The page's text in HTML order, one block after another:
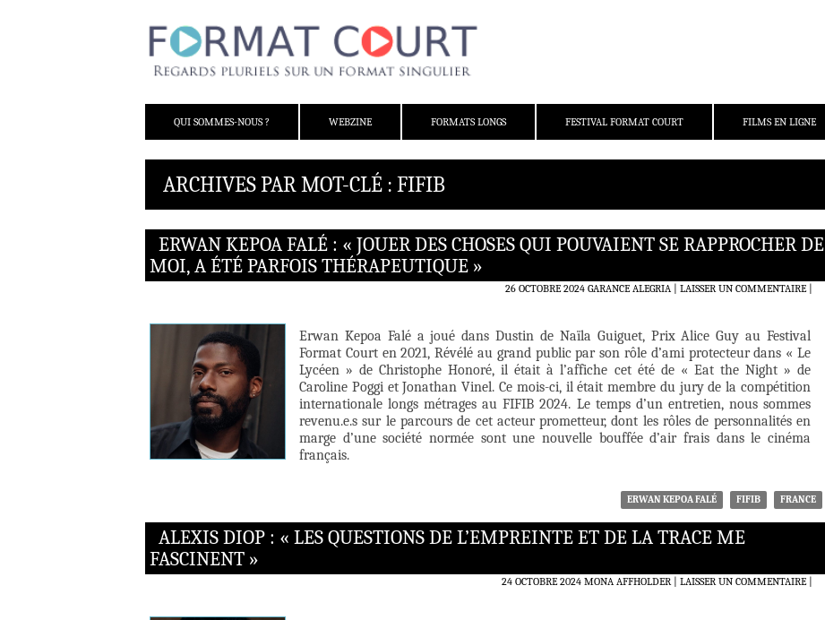
QUI SOMMES-NOUS ?
WEBZINE FORMATS LONGS FESTIVAL FORMAT COURT FILMS EN LIGNE
ARCHIVES PAR MOT-CLÉ : FIFIB
ERWAN KEPOA FALÉ : « JOUER DES CHOSES QUI POUVAIENT SE RAPPROCHER DE
MOI, A ÉTÉ PARFOIS THÉRAPEUTIQUE »
26 OCTOBRE 2024 GARANCE ALEGRIA LAISSER UN COMMENTAIRE|
Erwan Kepoa Falé a joué dans Dustin de Naïla Guiguet, Prix Alice Guy au Festival
Format Court en 2021, Révélé au grand public par son rôle d’ami protecteur dans « Le
Lycéen » de Christophe Honoré, il était à l’affiche cet été de « Eat the Night » de
Caroline Poggi et Jonathan Vinel. Ce mois-ci, il était membre du jury de la compétition
internationale longs métrages au FIFIB 2024. Le temps d’un entretien, nous sommes
revenu.e.s sur le parcours de cet acteur prometteur, dont les rôles de personnalités en
marge d’une société normée sont une nouvelle bouffée d’air frais dans le cinéma
français.
ERWAN KEPOA FALÉ FIFIB FRANCE
ALEXIS DIOP : « LES QUESTIONS DE L’EMPREINTE ET DE LA TRACE ME
FASCINENT »
24 OCTOBRE 2024 MONA AFFHOLDER LAISSER UN COMMENTAIRE|